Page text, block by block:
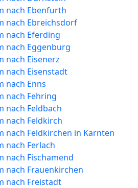
nach Ebenfurth
nach Ebreichsdorf
nach Eferding
nach Eggenburg
nach Eisenerz
nach Eisenstadt
nach Enns
nach Fehring
nach Feldbach
nach Feldkirch
nach Feldkirchen in Kärnten
nach Ferlach
nach Fischamend
nach Frauenkirchen
nach Freistadt